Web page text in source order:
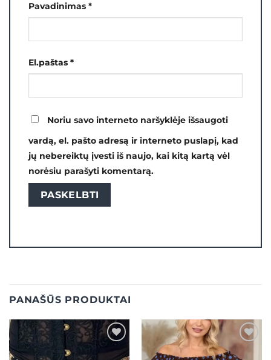
Pavadinimas *
El.paštas *
Noriu savo interneto naršyklėje išsaugoti
vardą, el. pašto adresą ir interneto puslapį, kad
jų nebereiktų įvesti iš naujo, kai kitą kartą vėl
norėsiu parašyti komentarą.
PANAŠŪS PRODUKTAI
Mėgstamiausias Mėgstamiausias